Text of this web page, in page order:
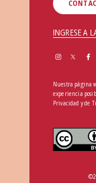
INGRESE A
Nuestra página
experiencia
Privacidad y de